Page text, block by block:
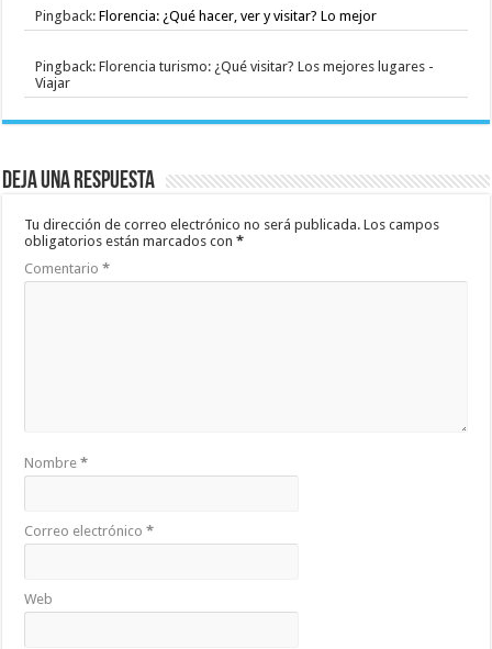
Pingback:Florencia: ¿Qué hacer, ver y visitar? Lo mejor
Pingback: Florencia turismo: ¿Qué visitar? Los mejores lugares -
Viajar
Deja una respuesta
Tu dirección de correo electrónico no será publicada. Los campos
obligatorios están marcados con*
Comentario*
Nombre*
Correo electrónico*
Web